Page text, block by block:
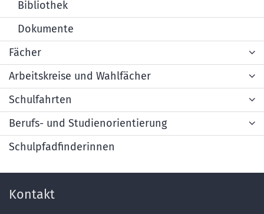
Bibliothek
Dokumente
Fächer
Arbeitskreise und Wahlfächer
Schulfahrten
Berufs- und Studienorientierung
Schulpfadfinderinnen
Kontakt